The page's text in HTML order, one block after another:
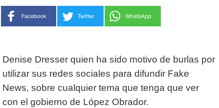
Denise Dresser quien ha sido motivo de burlas por
utilizar sus redes sociales para difundir Fake
News, sobre cualquier tema que tenga que ver
con el gobierno de López Obrador.